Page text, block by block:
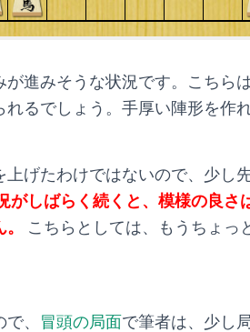
が進みそうな状況です。こち
るでしょう。手厚い陣形を作
げたわけではないので、少し
がしばらく続くと、模様の良さ
こちらとしては、もうちょっ
、 冒頭の局面で筆者は、少し